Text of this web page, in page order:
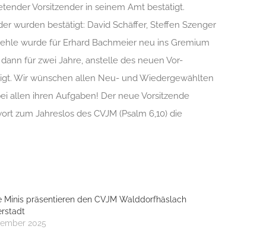
Vorsitzender in seinem Amt bestätigt.
wurden bestätigt: David Schäffer, Steffen Szenger
wurde für Erhard Bachmeier neu ins Gremium
für zwei Jahre, anstelle des neuen Vor-
Wir wünschen allen Neu- und Wiedergewählten
allen ihren Aufgaben! Der neue Vorsitzende
zum Jahreslos des CVJM (Psalm 6,10) die
Minis präsentieren den CVJM Walddorfhäslach
2025